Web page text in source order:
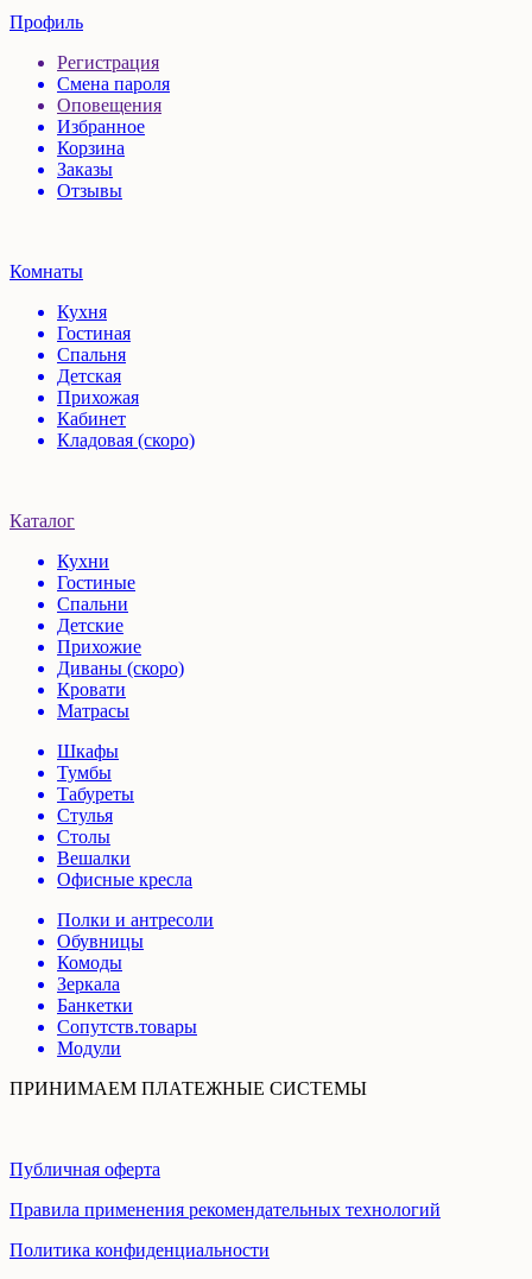
Профиль
Регистрация
Смена пароля
Оповещения
Избранное
Корзина
Заказы
Отзывы
Комнаты
Кухня
Гостиная
Спальня
Детская
Прихожая
Кабинет
Кладовая (скоро)
Каталог
Кухни
Гостиные
Спальни
Детские
Прихожие
Диваны (скоро)
Кровати
Матрасы
Шкафы
Тумбы
Табуреты
Стулья
Столы
Вешалки
Офисные кресла
Полки и антресоли
Обувницы
Комоды
Зеркала
Банкетки
Сопутств.товары
Модули
ПРИНИМАЕМ ПЛАТЕЖНЫЕ СИСТЕМЫ
Публичная оферта
Правила применения рекомендательных технологий
Политика конфиденциальности